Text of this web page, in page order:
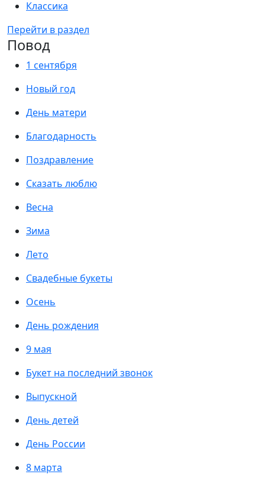
Классика
Перейти в раздел
Повод
1 сентября
Новый год
День матери
Благодарность
Поздравление
Сказать люблю
Весна
Зима
Лето
Свадебные букеты
Осень
День рождения
9 мая
Букет на последний звонок
Выпускной
День детей
День России
8 марта